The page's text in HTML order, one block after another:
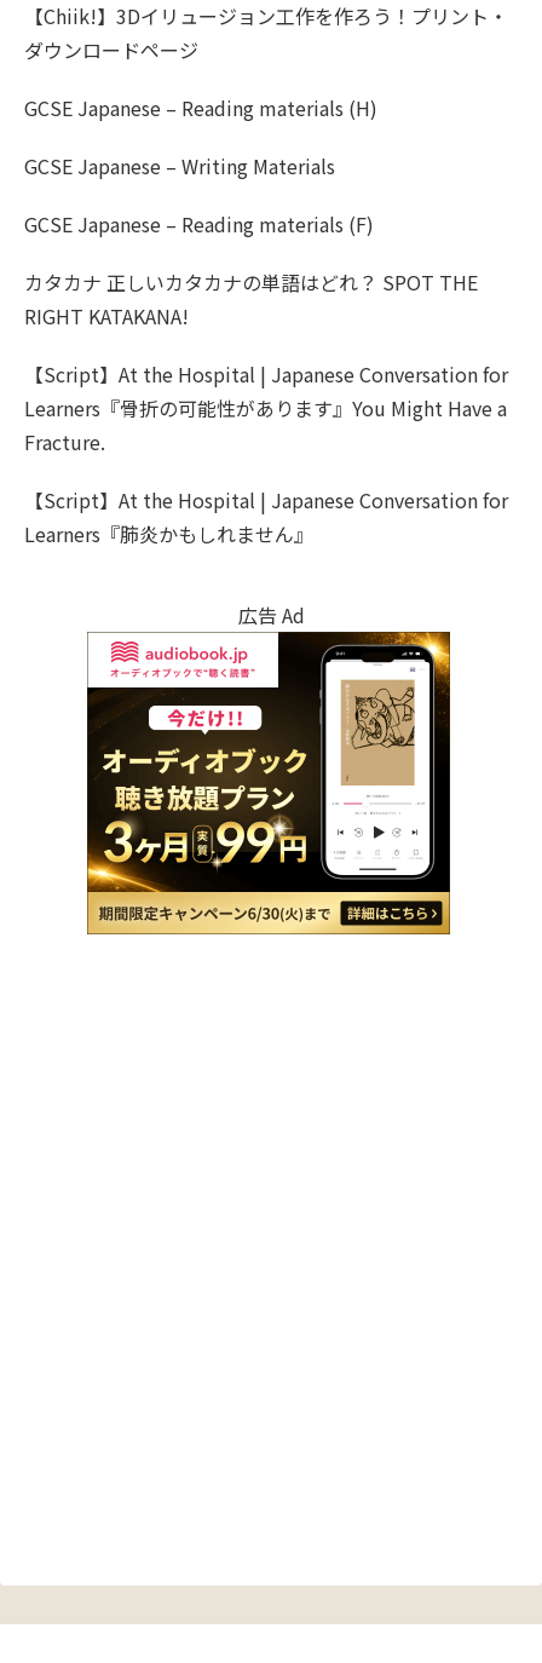
【Chiik!】3Dイリュージョン工作を作ろう！プリント・
ダウンロードページ
GCSE Japanese – Reading materials (H)
GCSE Japanese – Writing Materials
GCSE Japanese – Reading materials (F)
カタカナ 正しいカタカナの単語はどれ？ SPOT THE
RIGHT KATAKANA!
【Script】At the Hospital | Japanese Conversation for
Learners『骨折の可能性があります』You Might Have a
Fracture.
【Script】At the Hospital | Japanese Conversation for
Learners『肺炎かもしれません』
広告 Ad